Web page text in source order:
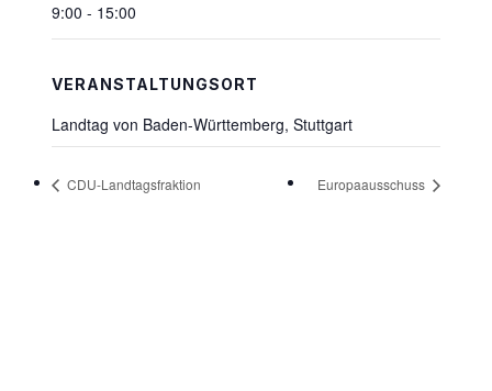
9:00 - 15:00
VERANSTALTUNGSORT
Landtag von Baden-Württemberg, Stuttgart
CDU-Landtagsfraktion Europaausschuss